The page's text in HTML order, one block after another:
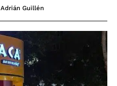
Adrián Guillén